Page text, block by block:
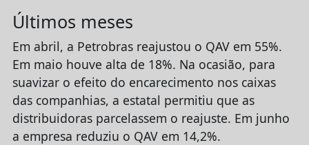
Últimos meses
Em abril, a Petrobras reajustou o QAV em 55%.
Em maio houve alta de 18%. Na ocasião, para
suavizar o efeito do encarecimento nos caixas
das companhias, a estatal permitiu que as
distribuidoras parcelassem o reajuste. Em junho
a empresa reduziu o QAV em 14,2%.